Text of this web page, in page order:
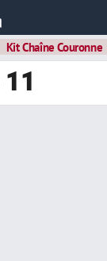
Kit Chaîne Couronne